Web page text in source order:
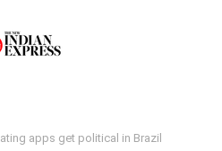
apps get political in Brazil